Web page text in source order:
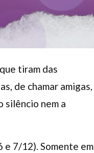
tiram das
de chamar amigas,
silêncio nem a
e 7/12). Somente em